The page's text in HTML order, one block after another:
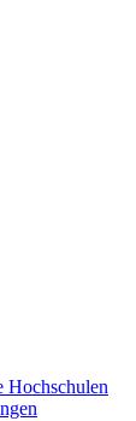
Hochschulen